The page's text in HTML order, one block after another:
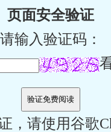
页面安全验证
请输入验证码：
，请使用谷歌